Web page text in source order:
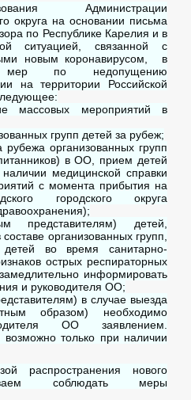
Администрации
округа на основании письма
по Республике Карелия и в
ситуацией, связанной с
новым коронавирусом, в
мер по недопущению
на территории Российской
массовых мероприятий в
групп детей за рубеж;
организованных групп
в ОО, прием детей
медицинской справки
с момента прибытия на
городского округа
представителям) детей,
организованных групп,
во время санитарно-
острых респираторных
информировать
и руководителя ОО;
в случае выезда
образом) необходимо
ОО заявлением.
только при наличии
распространения нового
соблюдать меры